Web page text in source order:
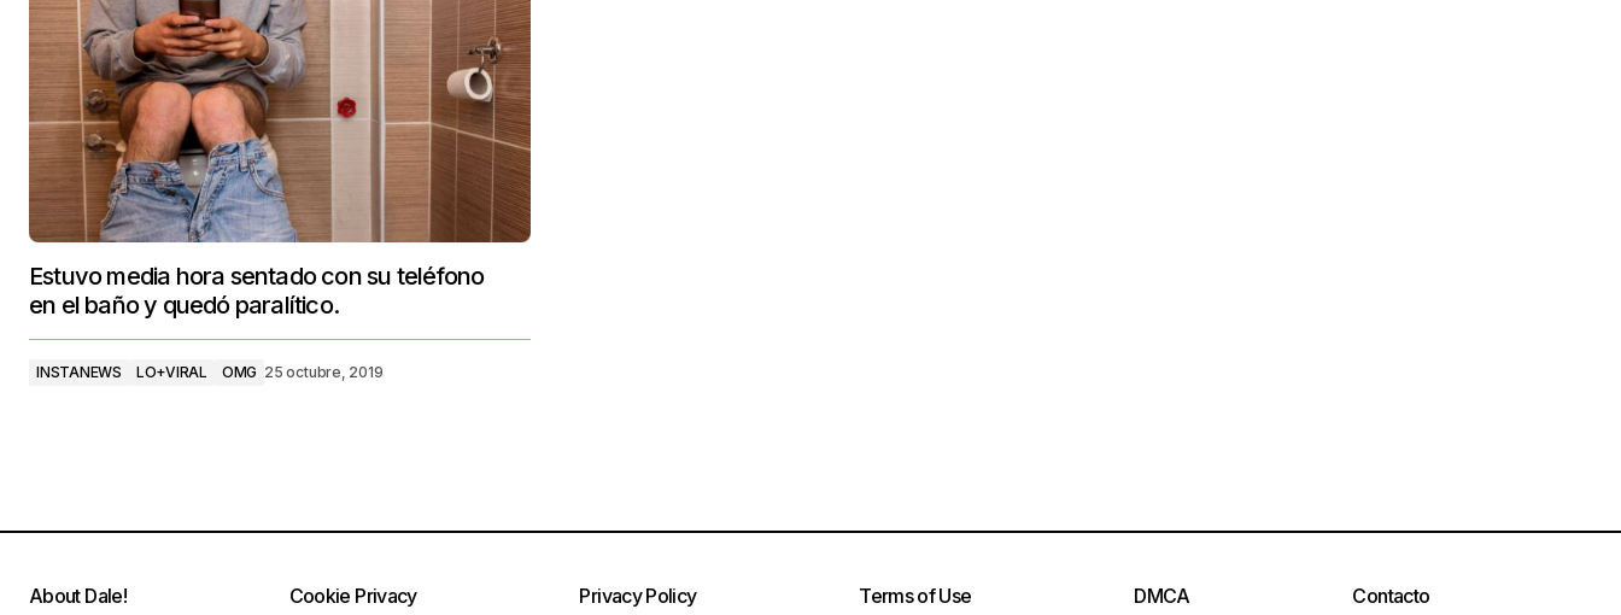
Estuvo media hora sentado con su teléfono
en el baño y quedó paralítico.
INSTANEWS LO+VIRAL OMG 25 octubre, 2019
About Dale! Cookie Privacy Privacy Policy Terms of Use DMCA Contacto